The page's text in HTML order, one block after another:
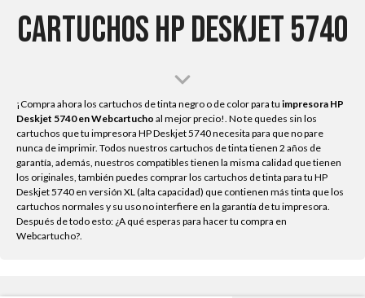
Cartuchos HP Deskjet 5740
¡Compra ahora los cartuchos de tinta negro o de color para tu impresora HP
Deskjet 5740 en Webcartucho al mejor precio!. No te quedes sin los
cartuchos que tu impresora HP Deskjet 5740 necesita para que no pare
nunca de imprimir. Todos nuestros cartuchos de tinta tienen 2 años de
garantía, además, nuestros compatibles tienen la misma calidad que tienen
los originales, también puedes comprar los cartuchos de tinta para tu HP
Deskjet 5740 en versión XL (alta capacidad) que contienen más tinta que los
cartuchos normales y su uso no interfiere en la garantía de tu impresora.
Después de todo esto: ¿A qué esperas para hacer tu compra en
Webcartucho?.